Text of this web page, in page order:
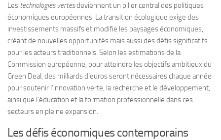
Les technologies vertesdeviennent un pilier central des politiques
économiques européennes. La transition écologique exige des
investissements massifs et modifie les paysages économiques,
créant de nouvelles opportunités mais aussi des défis significatifs
pour les acteurs traditionnels. Selon les estimations de la
Commission européenne, pour atteindre les objectifs ambitieux du
Green Deal, des milliards d’euros seront nécessaires chaque année
pour soutenir l’innovation verte, la recherche et le développement,
ainsi que l’éducation et la formation professionnelle dans ces
secteurs en pleine expansion.
Les défis économiques contemporains